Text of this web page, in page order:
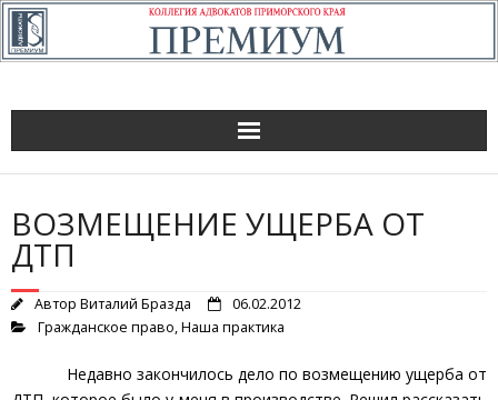
ВОЗМЕЩЕНИЕ УЩЕРБА ОТ
ДТП
Автор Виталий Бразда
06.02.2012
Гражданское право,Наша практика
Недавно закончилось дело по возмещению ущерба от